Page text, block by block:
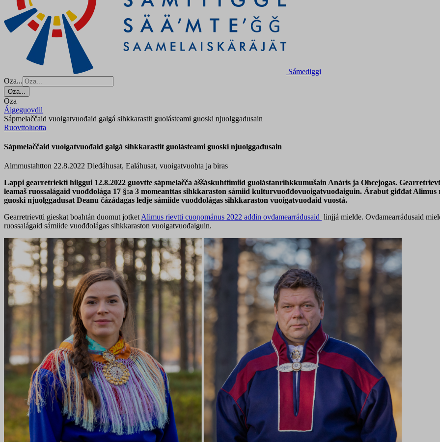
Sámediggi
Oza...
Oza...
Oza
Áigeguovdil
Sápmelaččaid vuoigatvuođaid galgá sihkkarastit guolásteami guoski njuolggadusain
Ruovttoluotta
Sápmelaččaid vuoigatvuođaid galgá sihkkarastit guolásteami guoski njuolggadusain
Almmustahtton 22.8.2022 Dieđáhusat, Ealáhusat, vuoigatvuohta ja biras
Lappi gearretriekti hilggui 12.8.2022 guovtte sápmelačča áššáskuhttimiid guolástanrihkkumušain Anáris ja Ohcejogas.
leamaš ruossalágaid vuođđolága 17 §:a 3 momeanttas sihkkaraston sámiid kulturvuođđovuoigatvuođaiguin. Árabut giđđat
guoski njuolggadusat Deanu čázádagas ledje sámiide vuođđolágas sihkkaraston vuoigatvuođaid vuostá.
Gearretrievtti gieskat boahtán duomut jotket Alimus rievtti cuoŋománus 2022 addin ovdamearrádusaid linjjá mielde. Ovdamearrádusaid
ruossalágaid sámiide vuođđolágas sihkkaraston vuoigatvuođaiguin.